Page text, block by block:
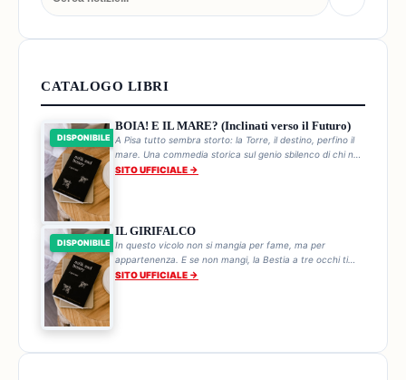
CATALOGO LIBRI
DISPONIBILE
BOIA! E IL MARE? (Inclinati verso il Futuro)
A Pisa tutto sembra storto: la Torre, il destino, perfino il
mare. Una commedia storica sul genio sbilenco di chi non
cade mai.
SITO UFFICIALE →
DISPONIBILE
IL GIRIFALCO
In questo vicolo non si mangia per fame, ma per
appartenenza. E se non mangi, la Bestia a tre occhi ti
trova. Ogni pranzo è una sentenza.
SITO UFFICIALE →